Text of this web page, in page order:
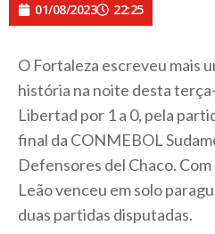
01/08/2023 22:25
O Fortaleza escreveu mais
história na noite desta
Libertad por 1 a 0, pela
final da CONMEBOL
Defensores del Chaco.
Leão venceu em solo
duas partidas disputadas.